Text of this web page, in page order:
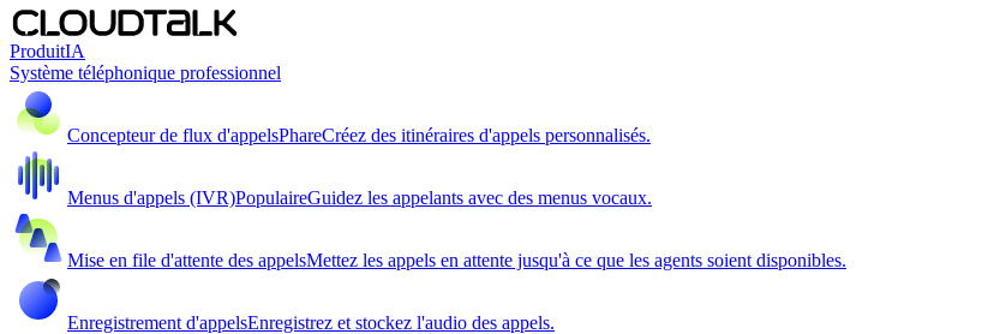
ProduitIA
Système téléphonique professionnel
Concepteur de flux d'appelsPhareCréez des itinéraires d'appels personnalisés.
Menus d'appels (IVR)PopulaireGuidez les appelants avec des menus vocaux.
Mise en file d'attente des appelsMettez les appels en attente jusqu'à ce que les agents soient disponibles.
Enregistrement d'appelsEnregistrez et stockez l'audio des appels.